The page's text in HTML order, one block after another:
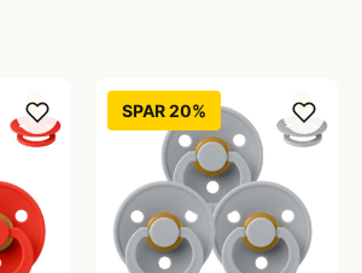
SPAR 20%